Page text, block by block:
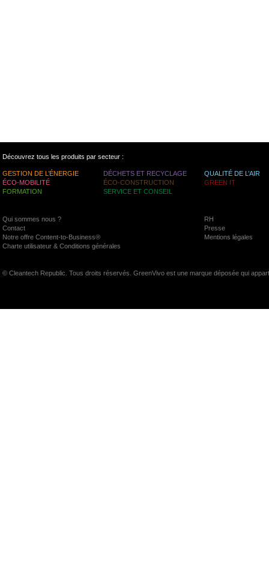
Découvrez tous les produits par secteur :
GESTION DE L’ÉNERGIE DÉCHETS ET RECYCLAGE
QUALITÉ DE L’AIR
ÉCO-MOBILITÉ
ÉCO-CONSTRUCTION
GREEN IT
FORMATION
SERVICE ET CONSEIL
Qui sommes nous ?
RH
Contact
Presse
Notre offre Content-to-Business®
Mentions légales
Charte utilisateur & Conditions générales
© Cleantech Republic. Tous droits réservés. GreenVivo est une marque déposée qui